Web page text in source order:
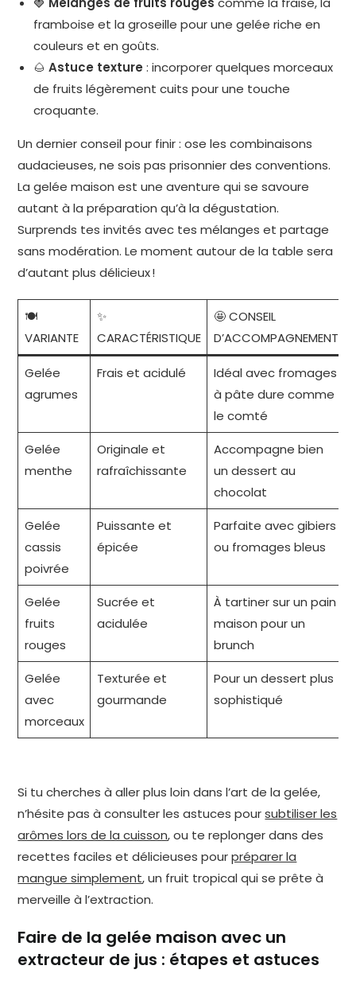
framboise et la groseille pour une gelée riche en
couleurs et en goûts.
🌰Astuce texture : incorporer quelques morceaux
de fruits légèrement cuits pour une touche
croquante.
Un dernier conseil pour finir : ose les combinaisons
audacieuses, ne sois pas prisonnier des conventions.
La gelée maison est une aventure qui se savoure
autant à la préparation qu’à la dégustation.
Surprends tes invités avec tes mélanges et partage
sans modération. Le moment autour de la table sera
d’autant plus délicieux !
🍽️
VARIANTE
✨
CARACTÉRISTIQUE
🤩 CONSEIL
D’ACCOMPAGNEMENT
Gelée
agrumes
Frais et acidulé
Idéal avec fromages
à pâte dure comme
le comté
Gelée
menthe
Originale et
rafraîchissante
Accompagne bien
un dessert au
chocolat
Gelée
cassis
poivrée
Puissante et
épicée
Parfaite avec gibiers
ou fromages bleus
Gelée
fruits
rouges
Sucrée et
acidulée
À tartiner sur un pain
maison pour un
brunch
Gelée
avec
morceaux
Texturée et
gourmande
Pour un dessert plus
sophistiqué
Si tu cherches à aller plus loin dans l’art de la gelée,
n’hésite pas à consulter les astuces poursubtiliser les
arômes lors de la cuisson, ou te replonger dans des
recettes faciles et délicieuses pourpréparer la
mangue simplement, un fruit tropical qui se prête à
merveille à l’extraction.
Faire de la gelée maison avec un
extracteur de jus : étapes et astuces